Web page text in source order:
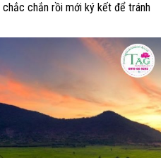
chắn rồi mới ký kết để tránh